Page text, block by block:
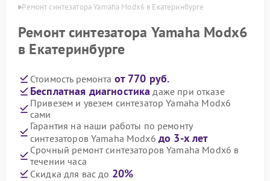
Ремонт синтезатора Yamaha Modx6 в Екатеринбурге
Ремонт синтезатора Yamaha Modx6
в Екатеринбурге
Стоимость ремонта от 770 руб.
Бесплатная диагностика даже при отказе
Привезем и увезем синтезатор Yamaha Modx6
сами
Гарантия на наши работы по ремонту
синтезаторов Yamaha Modx6 до 3-х лет
Срочный ремонт синтезаторов Yamaha Modx6 в
течении часа
Скидка для вас до 20%